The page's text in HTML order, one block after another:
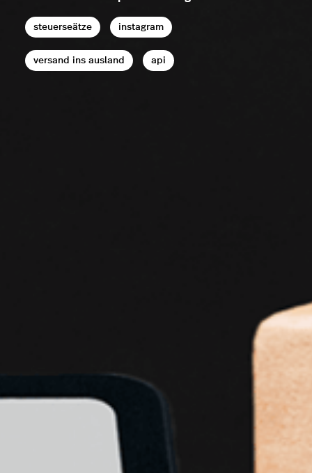
steuerseätze instagram
versand ins ausland api